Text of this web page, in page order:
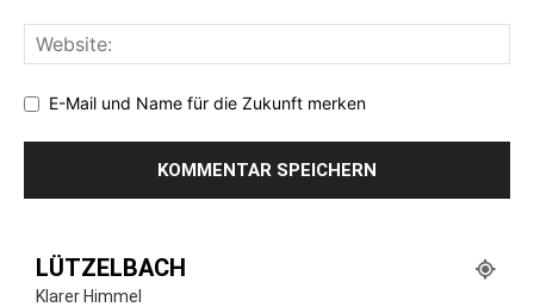
E-Mail und Name für die Zukunft merken
LÜTZELBACH
Klarer Himmel